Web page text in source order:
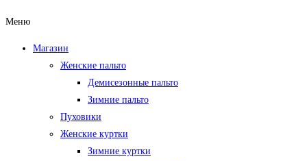
Меню
Магазин
Женские пальто
Демисезонные пальто
Зимние пальто
Пуховики
Женские куртки
Зимние куртки